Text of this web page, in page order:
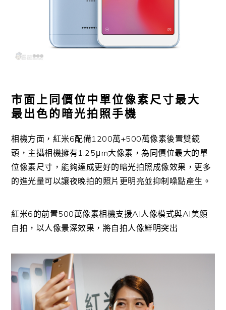
市面上同價位中單位像素尺寸最大
最出色的暗光拍照手機
相機方面，紅米6配備1200萬+500萬像素後置雙鏡
頭，主攝相機擁有1.25μm大像素，為同價位最大的單
位像素尺寸，能夠達成更好的暗光拍照成像效果，更多
的進光量可以讓夜晚拍的照片更明亮並抑制噪點產生。
紅米6的前置500萬像素相機支援AI人像模式與AI美顏
自拍，以人像景深效果，將自拍人像鮮明突出